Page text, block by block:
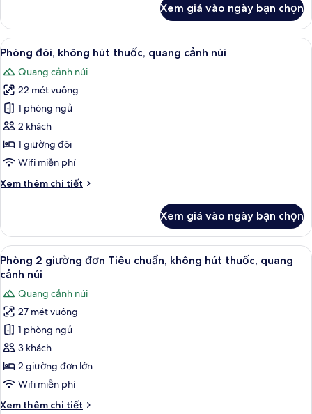
Phòng
Suite
Junior,
không
hút
thuốc
(Grand
Executive
Floor)
Xem giá vào ngày bạn chọn
Xem
tất
cả
ảnh
Phòng
đôi,
không
hút
quang
Phòng đôi, không hút thuốc, quang
6
Phòng đôi, không hút thuốc, quang cảnh núi
Quang cảnh núi
22 mét vuông
1 phòng ngủ
2 khách
1 giường đôi
Wifi miễn phí
Xem thêm chi tiết
Chi
Phòng
đôi,
không
hút
thuốc,
quang
cảnh
núi
Xem giá vào ngày bạn chọn
Xem
tất
ảnh
Phòng
2
giường
đơn
Tiêu
6
Phòng 2 giường đơn Tiêu chuẩn, không hút thuốc, quang
cảnh núi
Quang cảnh núi
27 mét vuông
1 phòng ngủ
3 khách
2 giường đơn lớn
Wifi miễn phí
Xem thêm chi tiết
Chi